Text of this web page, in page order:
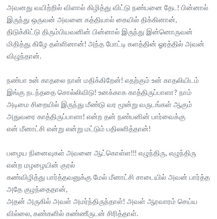
அவனது வயிற்றில் விளால் கிழித்து விட்டு நண்பனை தேட! பின்னால்
இருந்து ஒருவன் அவனை கத்தியால் கையில் திக்கினான்,
திடுக்கிட்டு திரும்பியவனின் பின்னால் இருந்து இன்னொருவன்
மிதித்து கிழே தள்ளினான்! அந்த போட்டி களத்தின் ஓரத்தில் அவன்
விழுந்தான்.
நண்பா உன் காதலை நான் மதிக்கிறேன்! எதற்கும் உன் காதலியிடம்
இங்கு நடந்ததை சொல்லிவிடு! உனக்காக காத்திருப்பாளா? நாம்
அடிமை சிறையில் இருந்து மீண்டு வர மூன்று வருடங்கள் ஆகும்
அதுவரை காத்திருப்பாளா! என்ற தன் நண்பனின் பார்வைக்கு
என் மீனாட்சி என்று என்று மட்டும் பதிலளித்தான்!
பழைய நினைவுகள் அவனை ஆட்கொள்ள!!! எழுந்திரு, எழுந்திரு
என்ற மழழையின் குரல்
கண்விழித்து பார்த்தவனுக்கு மேல் மீனாட்சி சாடையில் அவன் பார்த்த
அதே குழந்தைதான்,
அதன் அருகில் அவள் அமர்ந்திருந்தாள்! அவள் ஆரவாரம் செய்ய
வில்லை, கண்களில் கண்ணீருடன் சிரித்தாள்.